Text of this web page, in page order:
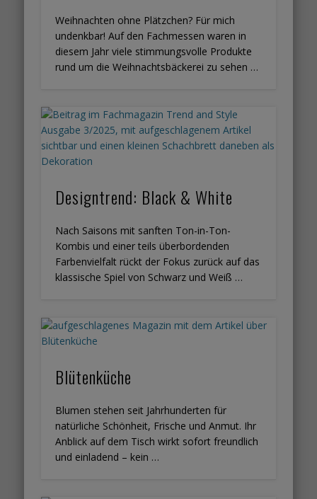
Weihnachten ohne Plätzchen? Für mich
undenkbar! Auf den Fachmessen waren in
diesem Jahr viele stimmungsvolle Produkte
rund um die Weihnachtsbäckerei zu sehen …
Designtrend: Black & White
Nach Saisons mit sanften Ton-in-Ton-
Kombis und einer teils überbordenden
Farbenvielfalt rückt der Fokus zurück auf das
klassische Spiel von Schwarz und Weiß …
Blütenküche
Blumen stehen seit Jahrhunderten für
natürliche Schönheit, Frische und Anmut. Ihr
Anblick auf dem Tisch wirkt sofort freundlich
und einladend – kein …